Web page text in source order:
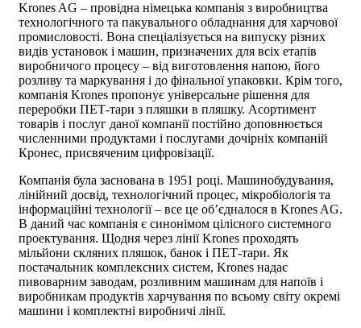
Krones AG – провідна німецька компанія з виробництва
технологічного та пакувального обладнання для харчової
промисловості. Вона спеціалізується на випуску різних
видів установок і машин, призначених для всіх етапів
виробничого процесу – від виготовлення напою, його
розливу та маркування і до фінальної упаковки. Крім того,
компанія Krones пропонує універсальне рішення для
переробки ПЕТ-тари з пляшки в пляшку. Асортимент
товарів і послуг даної компанії постійно доповнюється
численними продуктами і послугами дочірніх компаній
Кронес, присвяченим цифровізації.
Компанія була заснована в 1951 році. Машинобудування,
лінійний досвід, технологічний процес, мікробіологія та
інформаційні технології – все це об’єдналося в Krones AG.
В даний час компанія є синонімом цілісного системного
проектування. Щодня через лінії Krones проходять
мільйони скляних пляшок, банок і ПЕТ-тари. Як
постачальник комплексних систем, Krones надає
пивоварним заводам, розливним машинам для напоїв і
виробникам продуктів харчування по всьому світу окремі
машини і комплектні виробничі лінії.